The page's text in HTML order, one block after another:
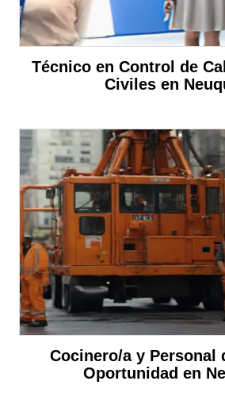
Técnico en Control de
Civiles en
Cocinero/a y Personal
Oportunidad en